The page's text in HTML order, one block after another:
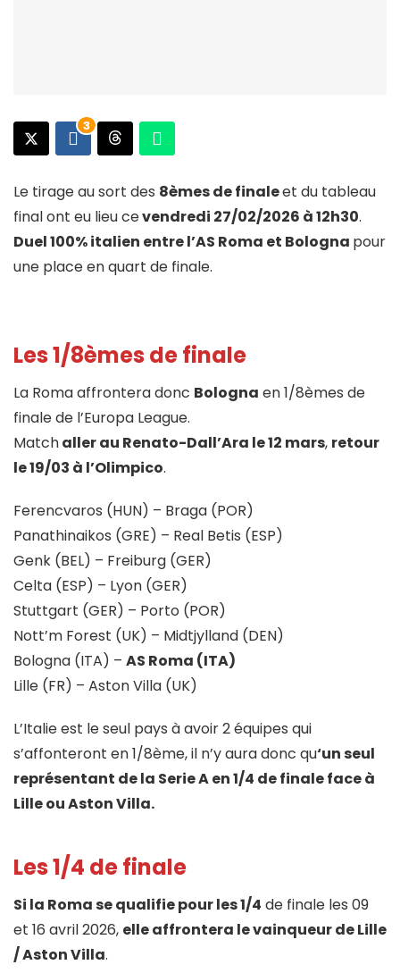
3
Le tirage au sort des 8èmes de finaleet du tableau
final ont eu lieu cevendredi 27/02/2026 à 12h30.
Duel 100% italien entre l’AS Roma et Bologna pour
une place en quart de finale.
Les 1/8èmes de finale
La Roma affrontera donc Bologna en 1/8èmes de
finale de l’Europa League.
Matchaller au Renato-Dall’Ara le 12 mars, retour
le 19/03 à l’Olimpico.
Ferencvaros (HUN) – Braga (POR)
Panathinaikos (GRE) – Real Betis (ESP)
Genk (BEL) – Freiburg (GER)
Celta (ESP) – Lyon (GER)
Stuttgart (GER) – Porto (POR)
Nott’m Forest (UK) – Midtjylland (DEN)
Bologna (ITA) – AS Roma (ITA)
Lille (FR) – Aston Villa (UK)
L’Italie est le seul pays à avoir 2 équipes qui
s’affonteront en 1/8ème, il n’y aura donc qu‘un seul
représentant de la Serie A en 1/4 de finale face à
Lille ou Aston Villa.
Les 1/4 de finale
Si la Roma se qualifie pour les 1/4 de finale les 09
et 16 avril 2026, elle affrontera le vainqueur de Lille
/ Aston Villa.